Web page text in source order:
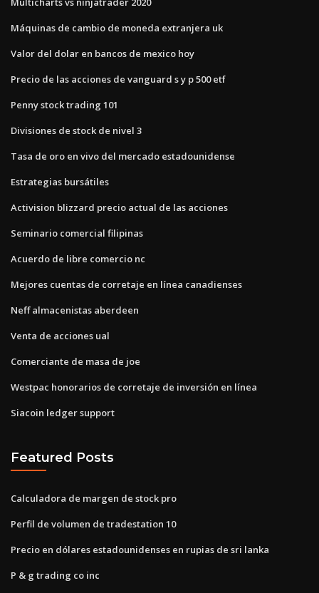
Máquinas de cambio de moneda extranjera uk
Valor del dolar en bancos de mexico hoy
Precio de las acciones de vanguard s y p 500 etf
Penny stock trading 101
Divisiones de stock de nivel 3
Tasa de oro en vivo del mercado estadounidense
Estrategias bursátiles
Activision blizzard precio actual de las acciones
Seminario comercial filipinas
Acuerdo de libre comercio nc
Mejores cuentas de corretaje en línea canadienses
Neff almacenistas aberdeen
Venta de acciones ual
Comerciante de masa de joe
Westpac honorarios de corretaje de inversión en línea
Siacoin ledger support
Featured Posts
Calculadora de margen de stock pro
Perfil de volumen de tradestation 10
Precio en dólares estadounidenses en rupias de sri lanka
P & g trading co inc